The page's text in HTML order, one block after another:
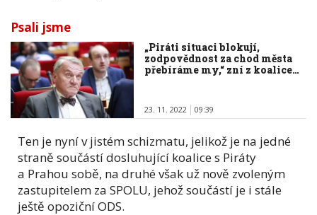
Psali jsme
„Piráti situaci blokují,
zodpovědnost za chod města
přebíráme my,“ zní z koalice…
23. 11. 2022 09:39
Ten je nyní v jistém schizmatu, jelikož je na jedné
straně součástí dosluhující koalice s Piráty
a Prahou sobě, na druhé však už nově zvoleným
zastupitelem za SPOLU, jehož součástí je i stále
ještě opoziční ODS.